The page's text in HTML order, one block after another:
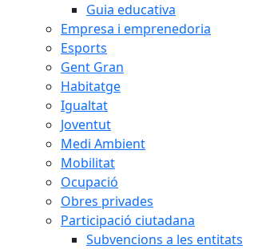
Guia educativa
Empresa i emprenedoria
Esports
Gent Gran
Habitatge
Igualtat
Joventut
Medi Ambient
Mobilitat
Ocupació
Obres privades
Participació ciutadana
Subvencions a les entitats